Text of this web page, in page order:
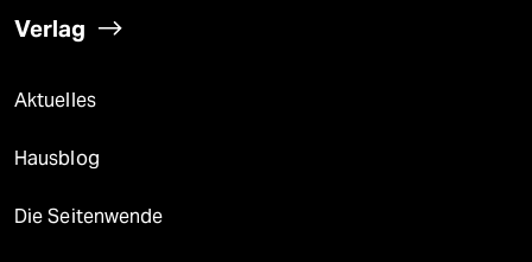
Verlag
Aktuelles
Hausblog
Die Seitenwende